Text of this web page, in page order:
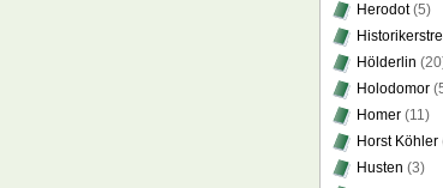
Herodot(5)
Hölderlin
Holodomor
Homer (11)
Horst Köhler
Husten (3)